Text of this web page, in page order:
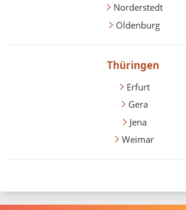
Norderstedt
Oldenburg
Thüringen
Erfurt
Gera
Jena
Weimar